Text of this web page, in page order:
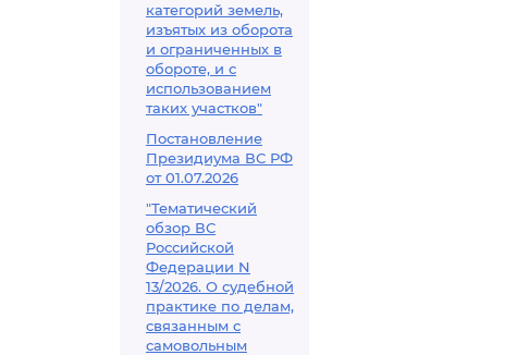
категорий земель,
изъятых из оборота
и ограниченных в
обороте, и с
использованием
таких участков"
Постановление
Президиума ВС РФ
от 01.07.2026
"Тематический
обзор ВС
Российской
Федерации N
13/2026. О судебной
практике по делам,
связанным с
самовольным